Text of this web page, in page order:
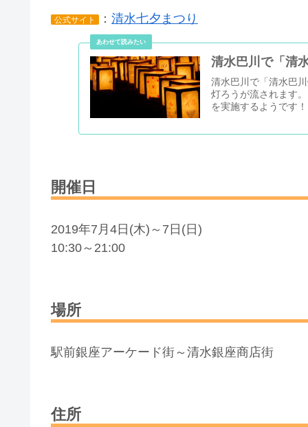
公式サイト ： 清水七夕まつり
清水巴川で「清
清水巴川で「清水巴
灯ろうが流されます
を実施するようです！
開催日
2019年7月4日(木)～7日(日)
10:30～21:00
場所
駅前銀座アーケード街～清水銀座商店街
住所